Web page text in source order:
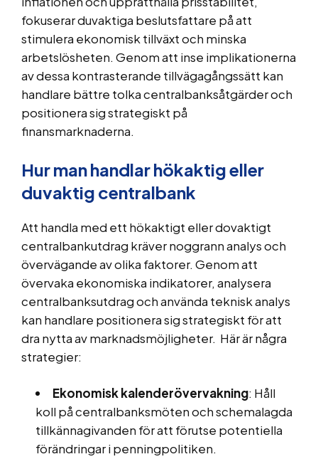
fokuserar duvaktiga beslutsfattare på att
stimulera ekonomisk tillväxt och minska
arbetslösheten. Genom att inse implikationerna
av dessa kontrasterande tillvägagångssätt kan
handlare bättre tolka centralbanksåtgärder och
positionera sig strategiskt på
finansmarknaderna.
Hur man handlar hökaktig eller
duvaktig centralbank
Att handla med ett hökaktigt eller dovaktigt
centralbankutdrag kräver noggrann analys och
övervägande av olika faktorer. Genom att
övervaka ekonomiska indikatorer, analysera
centralbanksutdrag och använda teknisk analys
kan handlare positionera sig strategiskt för att
dra nytta av marknadsmöjligheter. Här är några
strategier:
Ekonomisk kalenderövervakning: Håll
koll på centralbanksmöten och schemalagda
tillkännagivanden för att förutse potentiella
förändringar i penningpolitiken.